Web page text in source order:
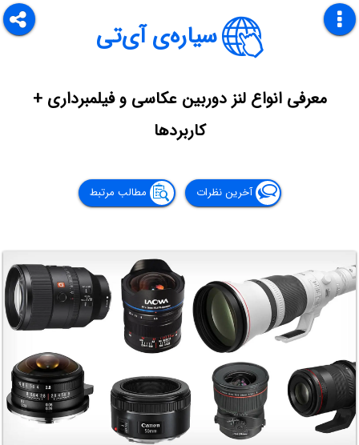
سیاره‌ی آی‌تی
معرفی انواع لنز دوربین عکاسی و فیلمبرداری +
کاربردها
آخرین نظرات مطالب مرتبط